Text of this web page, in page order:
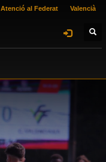
Atenció al Federat Valencià